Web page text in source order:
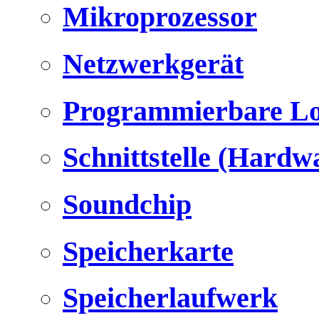
Mikroprozessor
Netzwerkgerät
Programmierbare
Schnittstelle
Soundchip
Speicherkarte
Speicherlaufwerk